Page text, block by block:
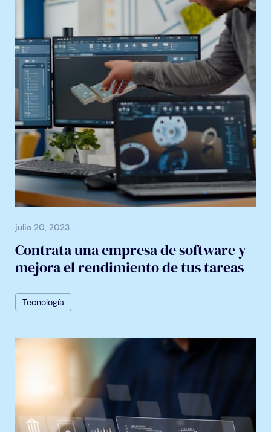
julio 20, 2023
Contrata una empresa de software y
mejora el rendimiento de tus tareas
Tecnología